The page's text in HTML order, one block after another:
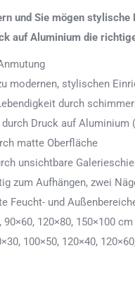
und Sie mögen stylische
auf Aluminium die
modernen, stylischen
durch
Druck auf Aluminium
matte Oberfläche
unsichtbare
zum Aufhängen, zwei
Feucht- und
90×60, 120×80, 150×100 cm
100×50, 120×40,